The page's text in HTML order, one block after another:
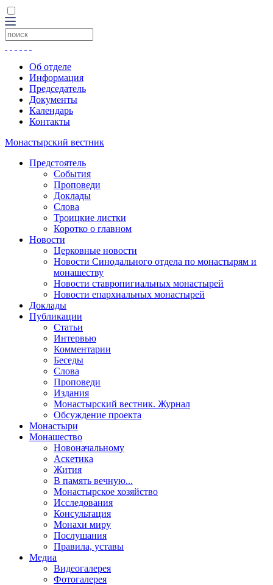
Об отделе
Информация
Председатель
Документы
Календарь
Контакты
Монастырский вестник
Предстоятель
События
Проповеди
Доклады
Слова
Троицкие листки
Коротко о главном
Новости
Церковные новости
Новости Синодального отдела по монастырям и
монашеству
Новости ставропигиальных монастырей
Новости епархиальных монастырей
Доклады
Публикации
Статьи
Интервью
Комментарии
Беседы
Слова
Проповеди
Издания
Монастырский вестник. Журнал
Обсуждение проекта
Монастыри
Монашество
Новоначальному
Аскетика
Жития
В память вечную...
Монастырское хозяйство
Исследования
Консультация
Монахи миру
Послушания
Правила, уставы
Медиа
Видеогалерея
Фотогалерея